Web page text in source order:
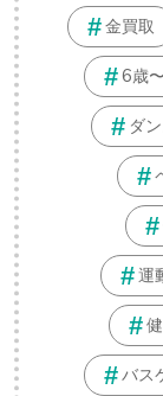
金買取
6歳
ダ
運
バス